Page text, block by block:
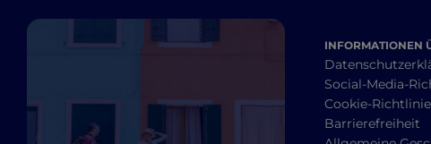
INFORMATIONEN
Social-Media-
Cookie-Richtlinie
Barrierefreiheit